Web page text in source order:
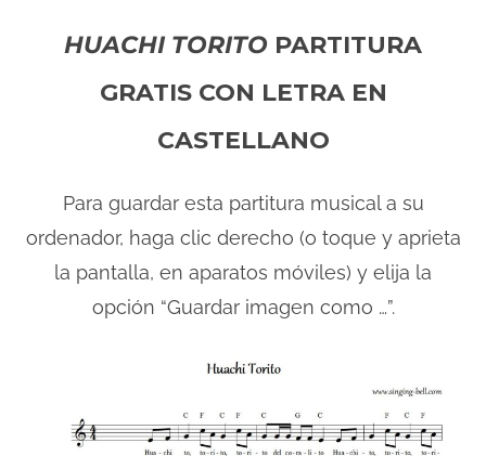
HUACHI TORITO PARTITURA
GRATIS CON LETRA EN
CASTELLANO
Para guardar esta partitura musical a su
ordenador, haga clic derecho (o toque y aprieta
la pantalla, en aparatos móviles) y elija la
opción “Guardar imagen como …”.